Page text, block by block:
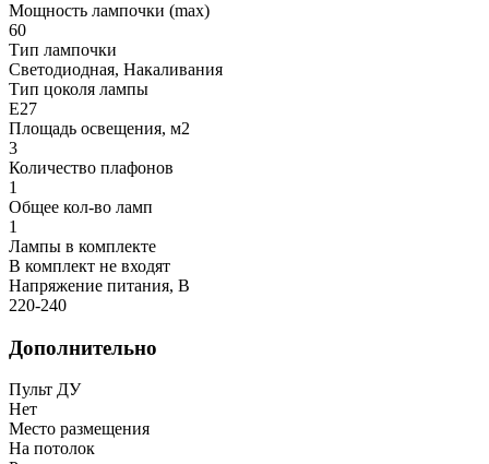
Мощность лампочки (max)
60
Тип лампочки
Светодиодная, Накаливания
Тип цоколя лампы
E27
Площадь освещения, м2
3
Количество плафонов
1
Общее кол-во ламп
1
Лампы в комплекте
В комплект не входят
Напряжение питания, В
220-240
Дополнительно
Пульт ДУ
Нет
Место размещения
На потолок